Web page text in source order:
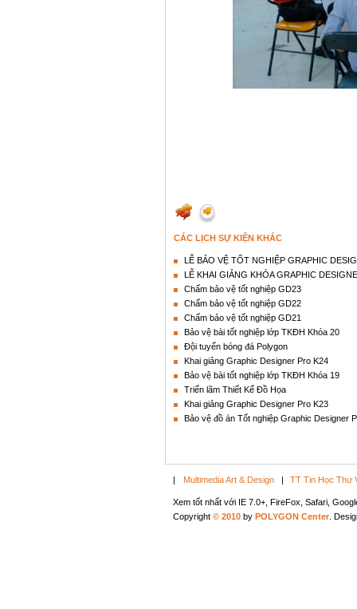
CÁC LỊCH SỰ KIỆN KHÁC
LỄ BẢO VỆ TỐT NGHIỆP GRAPHIC
LỄ KHAI GIẢNG KHÓA GRAPHIC
Chấm bảo vệ tốt nghiệp GD23
Chấm bảo vệ tốt nghiệp GD22
Chấm bảo vệ tốt nghiệp GD21
Bảo vệ bài tốt nghiệp lớp TKĐH Khóa 20
Đội tuyển bóng đá Polygon
Khai giảng Graphic Designer Pro K24
Bảo vệ bài tốt nghiệp lớp TKĐH Khóa 19
Triển lãm Thiết Kế Đồ Họa
Khai giảng Graphic Designer Pro K23
Bảo vệ đồ án Tốt nghiệp Graphic Designer
| Multimedia Art & Design | TT Tin Học Thư
Xem tốt nhất với IE 7.0+, FireFox, Safari,
Copyright © 2010 by POLYGON Center .